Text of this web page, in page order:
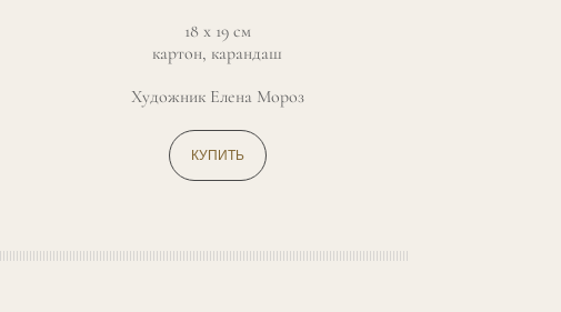
18 х 19 см
картон, карандаш
Художник Елена Мороз
КУПИТЬ